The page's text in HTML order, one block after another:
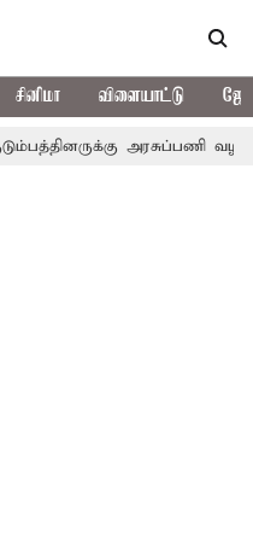
சினிமா விளையாட்டு
அரசுப்பணி வழக்கு;